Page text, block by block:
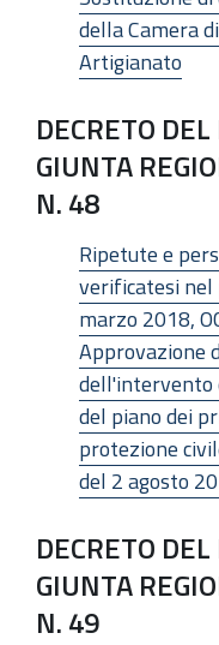
della Camera
Artigianato
DECRETO
GIUNTA
N. 48
Ripetute e
verificatesi nel
marzo 2018,
Approvazione
dell'intervento
del piano dei
protezione
del 2 agosto
DECRETO
GIUNTA
N. 49